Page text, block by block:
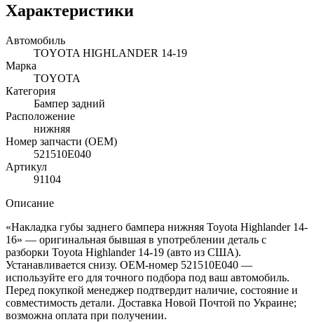
Характеристики
Автомобиль
TOYOTA HIGHLANDER 14-19
Марка
TOYOTA
Категория
Бампер задний
Расположение
нижняя
Номер запчасти (OEM)
521510E040
Артикул
91104
Описание
«Накладка губы заднего бампера нижняя Toyota Highlander 14-
16» — оригинальная бывшая в употреблении деталь с
разборки Toyota Highlander 14-19 (авто из США).
Устанавливается снизу. OEM-номер 521510E040 —
используйте его для точного подбора под ваш автомобиль.
Перед покупкой менеджер подтвердит наличие, состояние и
совместимость детали. Доставка Новой Почтой по Украине;
возможна оплата при получении.